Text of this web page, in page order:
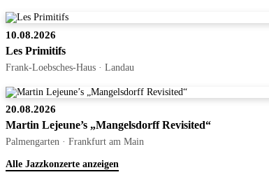
10.08.2026
Les Primitifs
Frank-Loebsches-Haus · Landau
20.08.2026
Martin Lejeune’s „Mangelsdorff Revisited“
Palmengarten · Frankfurt am Main
Alle Jazzkonzerte anzeigen